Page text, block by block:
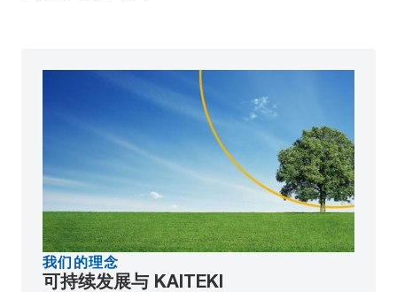
我们的理念
可持续发展与 KAITEKI